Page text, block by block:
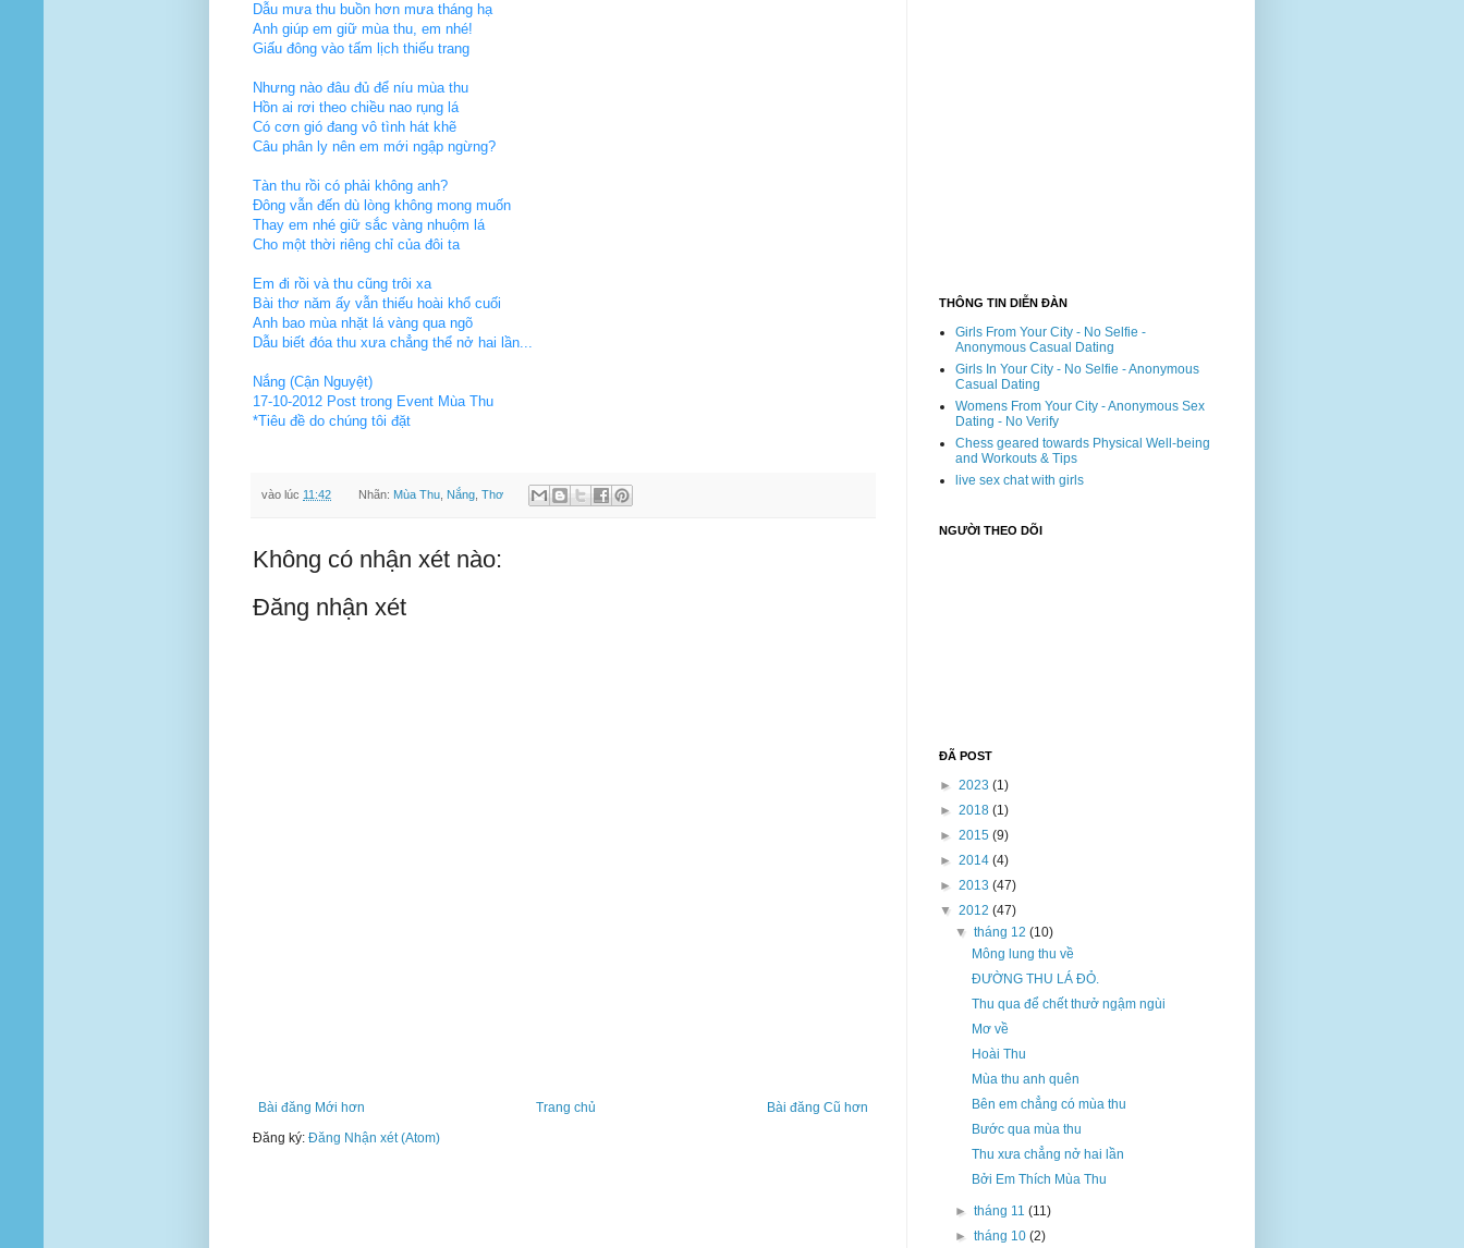
Dẫu mưa thu buồn hơn mưa tháng hạ
Anh giúp em giữ mùa thu, em nhé!
Giấu đông vào tấm lịch thiếu trang
Nhưng nào đâu đủ để níu mùa thu
Hồn ai rơi theo chiều nao rụng lá
Có cơn gió đang vô tình hát khẽ
Câu phân ly nên em mới ngập ngừng?
Tàn thu rồi có phải không anh?
Đông vẫn đến dù lòng không mong muốn
Thay em nhé giữ sắc vàng nhuộm lá
Cho một thời riêng chỉ của đôi ta
Em đi rồi và thu cũng trôi xa
Bài thơ năm ấy vẫn thiếu hoài khổ cuối
Anh bao mùa nhặt lá vàng qua ngõ
Dẫu biết đóa thu xưa chẳng thể nở hai lần...
Nắng (Cận Nguyệt)
17-10-2012 Post trong Event Mùa Thu
*Tiêu đề do chúng tôi đặt
vào lúc 11:42 Nhãn: Mùa Thu, Nắng, Thơ
Không có nhận xét nào:
Đăng nhận xét
Bài đăng Mới hơn Bài đăng Cũ hơn
Trang chủ
Đăng ký: Đăng Nhận xét (Atom)
THÔNG TIN DIỄN ĐÀN
Girls From Your City - No Selfie -
Anonymous Casual Dating
Girls In Your City - No Selfie - Anonymous
Casual Dating
Womens From Your City - Anonymous Sex
Dating - No Verify
Chess geared towards Physical Well-being
and Workouts & Tips
live sex chat with girls
NGƯỜI THEO DÕI
ĐÃ POST
► 2023 (1)
► 2018 (1)
► 2015 (9)
► 2014 (4)
► 2013 (47)
▼ 2012 (47)
▼tháng 12(10)
Mông lung thu về
ĐƯỜNG THU LÁ ĐỎ.
Thu qua để chết thưở ngậm ngùi
Mơ về
Hoài Thu
Mùa thu anh quên
Bên em chẳng có mùa thu
Bước qua mùa thu
Thu xưa chẳng nở hai lần
Bởi Em Thích Mùa Thu
►tháng 11(11)
►tháng 10(2)